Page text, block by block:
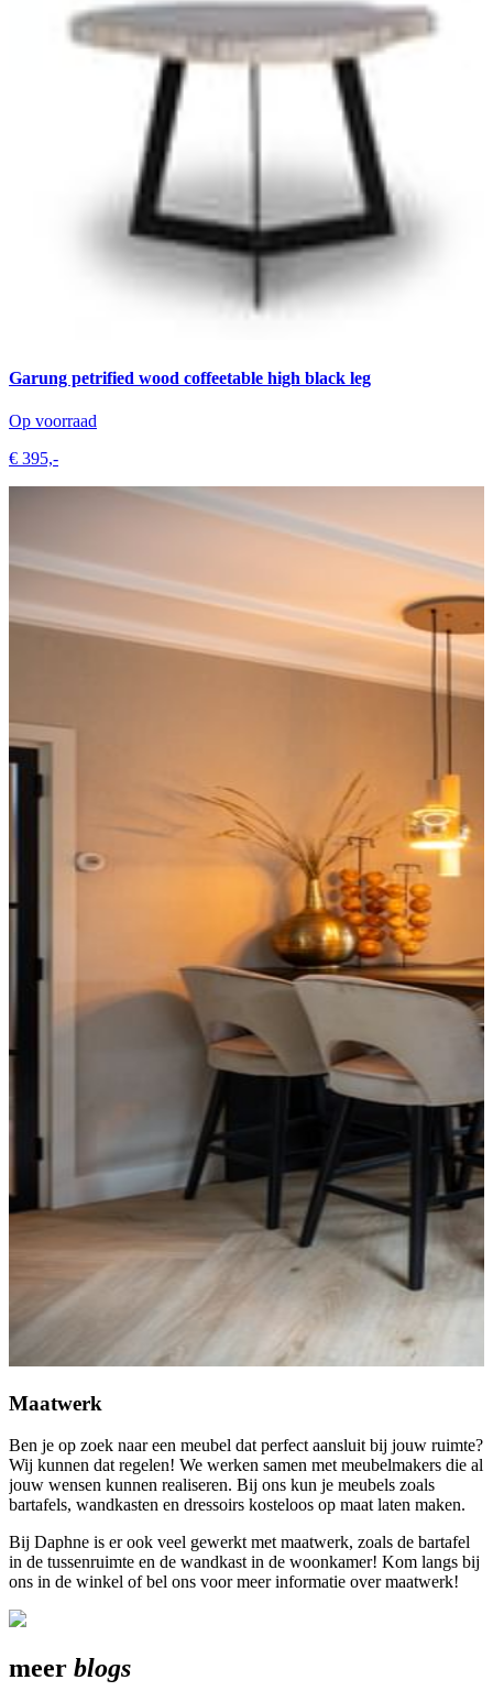
Garung petrified wood coffeetable high black leg
Op voorraad
€ 395,-
Maatwerk
Ben je op zoek naar een meubel dat perfect aansluit bij jouw ruimte?
Wij kunnen dat regelen! We werken samen met meubelmakers die al
jouw wensen kunnen realiseren. Bij ons kun je meubels zoals
bartafels, wandkasten en dressoirs kosteloos op maat laten maken.
Bij Daphne is er ook veel gewerkt met maatwerk, zoals de bartafel
in de tussenruimte en de wandkast in de woonkamer! Kom langs bij
ons in de winkel of bel ons voor meer informatie over maatwerk!
meer blogs